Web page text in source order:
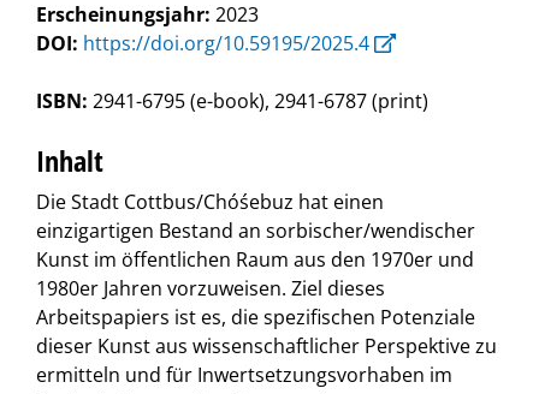
Erscheinungsjahr: 2023
DOI: https://doi.org/10.59195/2025.4
ISBN: 2941-6795 (e-book), 2941-6787 (print)
Inhalt
Die Stadt Cottbus/Chóśebuz hat einen
einzigartigen Bestand an sorbischer/wendischer
Kunst im öffentlichen Raum aus den 1970er und
1980er Jahren vorzuweisen. Ziel dieses
Arbeitspapiers ist es, die spezifischen Potenziale
dieser Kunst aus wissenschaftlicher Perspektive zu
ermitteln und für Inwertsetzungsvorhaben im